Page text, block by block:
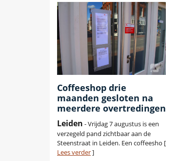
Coffeeshop drie
maanden gesloten na
meerdere overtredingen
Leiden - Vrijdag 7 augustus is een
verzegeld pand zichtbaar aan de
Steenstraat in Leiden. Een coffeesho [
Lees verder]